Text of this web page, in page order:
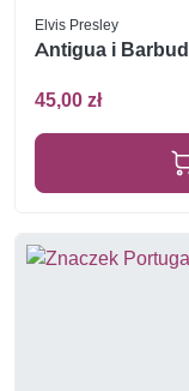
Elvis Presley
Antigua i
45,00 zł